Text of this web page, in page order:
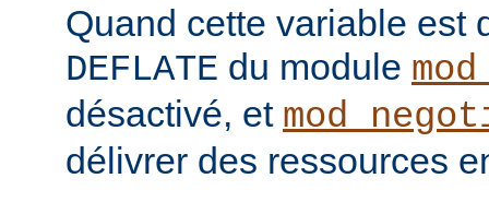
Quand cette variable est
DEFLATE du module
désactivé, et
délivrer des ressources